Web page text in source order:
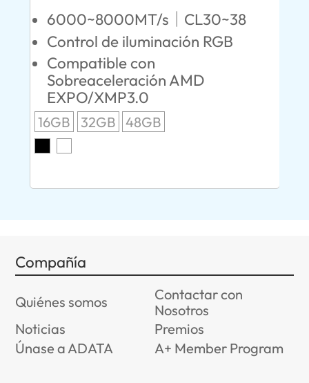
6000~8000MT/s｜CL30~38
Control de iluminación RGB
Compatible con
Sobreaceleración AMD
EXPO/XMP3.0
16GB 32GB 48GB
Compañía
Quiénes somos
Contactar con
Nosotros
Noticias
Premios
Únase a ADATA
A+ Member Program